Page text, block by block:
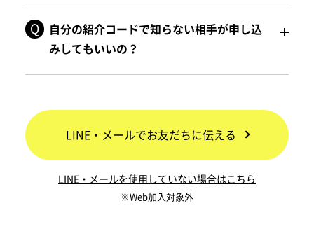
自分の紹介コードで知らない相手が申し込
みしてもいいの？
LINE・メールでお友だちに伝える
LINE・メールを使用していない場合はこちら
※Web加入対象外